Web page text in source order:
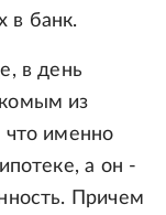
в банк.
в день
из
что именно
а он -
Причем